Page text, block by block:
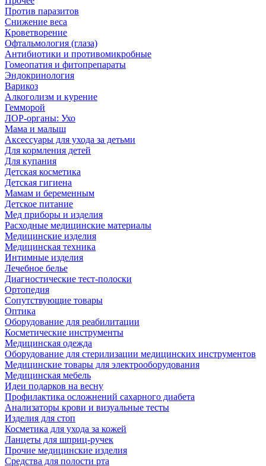
Против паразитов
Снижение веса
Кроветворение
Офтальмология (глаза)
Антибиотики и противомикробные
Гомеопатия и фитопрепараты
Эндокринология
Варикоз
Алкоголизм и курение
Гемморой
ЛОР-органы: Ухо
Мама и малыш
Аксессуары для ухода за детьми
Для кормления детей
Для купания
Детская косметика
Детская гигиена
Мамам и беременным
Детское питание
Мед приборы и изделия
Расходные медицинские материалы
Медицинские изделия
Медицинская техника
Интимные изделия
Лечебное белье
Диагностические тест-полоски
Ортопедия
Сопутствующие товары
Оптика
Оборудование для реабилитации
Косметические инструменты
Медицинская одежда
Оборудование для стерилизации медицинских инструментов
Медицинские товары для электрооборудования
Медицинская мебель
Идеи подарков на весну
Профилактика осложнений сахарного диабета
Анализаторы крови и визуальные тесты
Изделия для стоп
Косметика для ухода за кожей
Ланцеты для шприц-ручек
Прочие медицинские изделия
Средства для полости рта